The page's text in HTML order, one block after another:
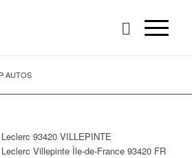
AUTOS
93420 VILLEPINTE
Villepinte Île-de-France 93420 FR